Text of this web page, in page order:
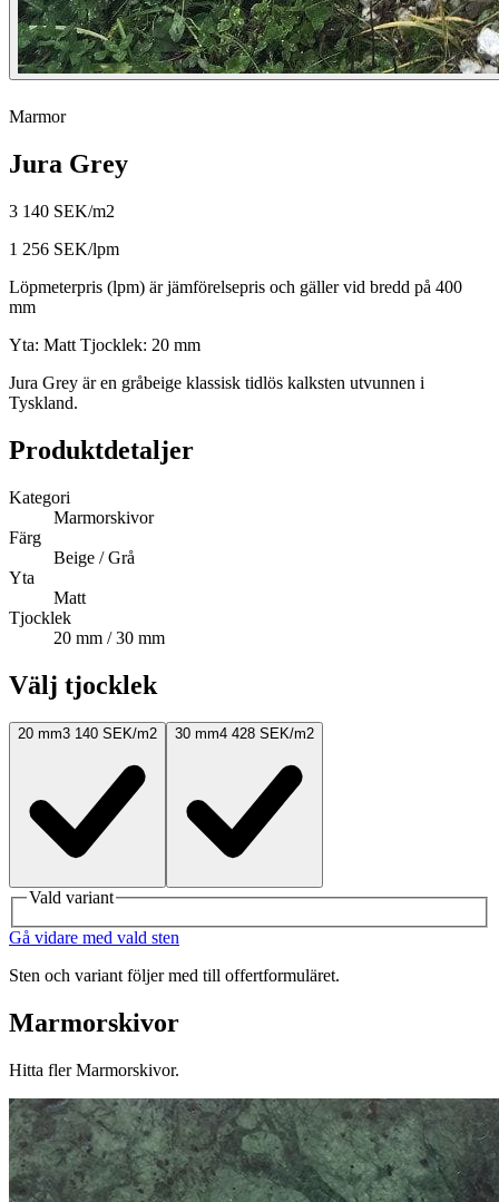
Marmor
Jura Grey
3 140 SEK/m2
1 256 SEK/lpm
Löpmeterpris (lpm) är jämförelsepris och gäller vid bredd på 400
mm
Yta: Matt Tjocklek: 20 mm
Jura Grey är en gråbeige klassisk tidlös kalksten utvunnen i
Tyskland.
Produktdetaljer
Kategori
Marmorskivor
Färg
Beige / Grå
Yta
Matt
Tjocklek
20 mm / 30 mm
Välj tjocklek
20 mm3 140 SEK/m2 30 mm4 428 SEK/m2
Vald variant
Gå vidare med vald sten
Sten och variant följer med till offertformuläret.
Marmorskivor
Hitta fler Marmorskivor.